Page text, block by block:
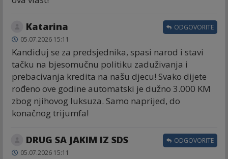
Katarina
05.07.2026 15:11
Kandiduj se za predsjednika, spasi narod i stavi
tačku na bjesomučnu politiku zaduživanja i
prebacivanja kredita na našu djecu! Svako dijete
rođeno ove godine automatski je dužno 3.000 KM
zbog njihovog luksuza. Samo naprijed, do
konačnog trijumfa!
ODGOVORITE
DRUG SA JAKIM IZ SDS
05.07.2026 15:11
ODGOVORITE